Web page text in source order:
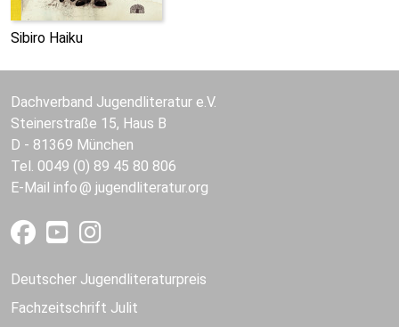
Sibiro Haiku
Dachverband Jugendliteratur e.V.
Steinerstraße 15, Haus B
D - 81369 München
Tel. 0049 (0) 89 45 80 806
E-Mail info jugendliteratur.org
Deutscher Jugendliteraturpreis
Fachzeitschrift Julit